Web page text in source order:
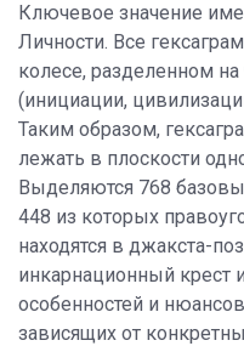
Ключевое значение
Личности. Все
колесе, разделенном
(инициации,
Таким образом,
лежать в плоскости
Выделяются 768
448 из которых
находятся в джакста-
инкарнационный крест
особенностей и
зависящих от